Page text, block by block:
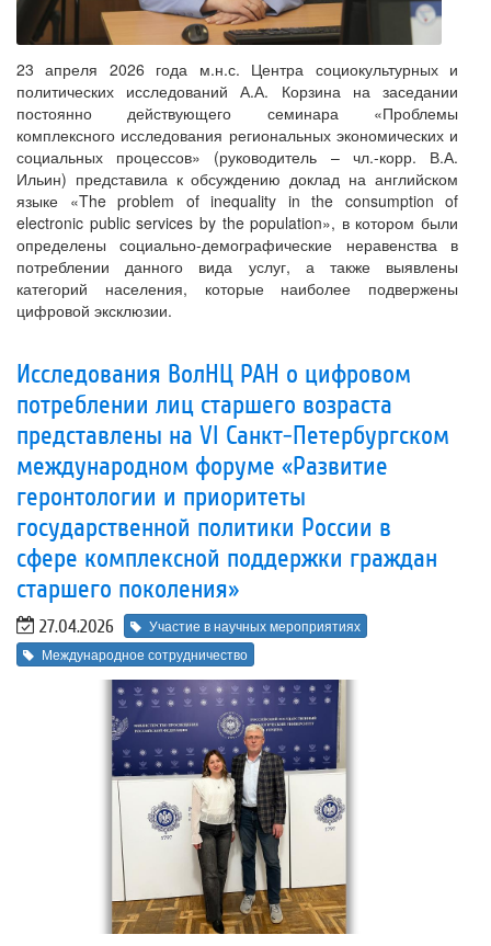
23 апреля 2026 года м.н.с. Центра социокультурных и
политических исследований А.А. Корзина на заседании
постоянно действующего семинара «Проблемы
комплексного исследования региональных экономических и
социальных процессов» (руководитель – чл.-корр. В.А.
Ильин) представила к обсуждению доклад на английском
языке «The problem of inequality in the consumption of
electronic public services by the population», в котором были
определены социально-демографические неравенства в
потреблении данного вида услуг, а также выявлены
категорий населения, которые наиболее подвержены
цифровой эксклюзии.
Исследования ВолНЦ РАН о цифровом
потреблении лиц старшего возраста
представлены на VI Санкт-Петербургском
международном форуме «Развитие
геронтологии и приоритеты
государственной политики России в
сфере комплексной поддержки граждан
старшего поколения»
27.04.2026
Участие в научных мероприятиях
Международное сотрудничество